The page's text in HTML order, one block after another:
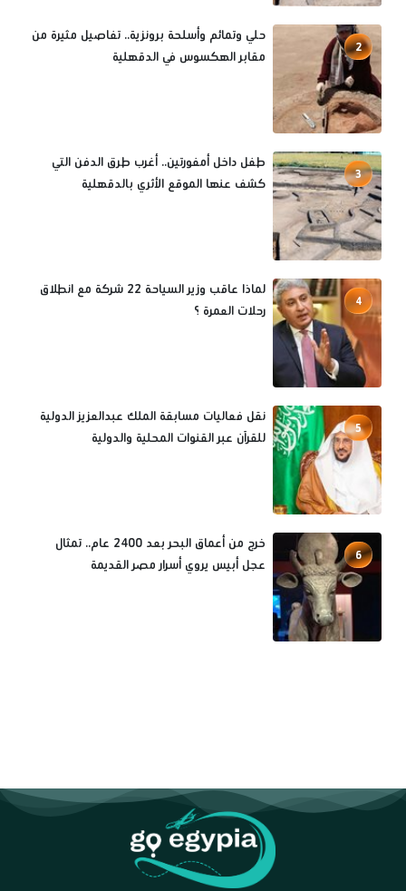
2
حلي وتمائم وأسلحة برونزية.. تفاصيل مثيرة من
مقابر الهكسوس في الدقهلية
3
طفل داخل أمفورتين.. أغرب طرق الدفن التي
كشف عنها الموقع الأثري بالدقهلية
4
لماذا عاقب وزير السياحة 22 شركة مع انطلاق
رحلات العمرة ؟
5
نقل فعاليات مسابقة الملك عبدالعزيز الدولية
للقرآن عبر القنوات المحلية والدولية
6
خرج من أعماق البحر بعد 2400 عام.. تمثال
عجل أبيس يروي أسرار مصر القديمة